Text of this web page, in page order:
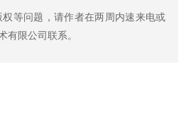
等问题，请作者在两周内速来电或
有限公司联系。